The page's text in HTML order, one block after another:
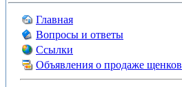
Главная
Вопросы и ответы
Ссылки
Объявления о продаже щенков